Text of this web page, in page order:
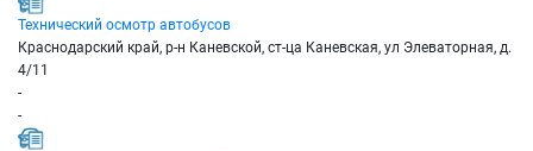
Технический осмотр автобусов
Краснодарский край, р-н Каневской, ст-ца Каневская, ул Элеваторная, д.
4/11
-
-